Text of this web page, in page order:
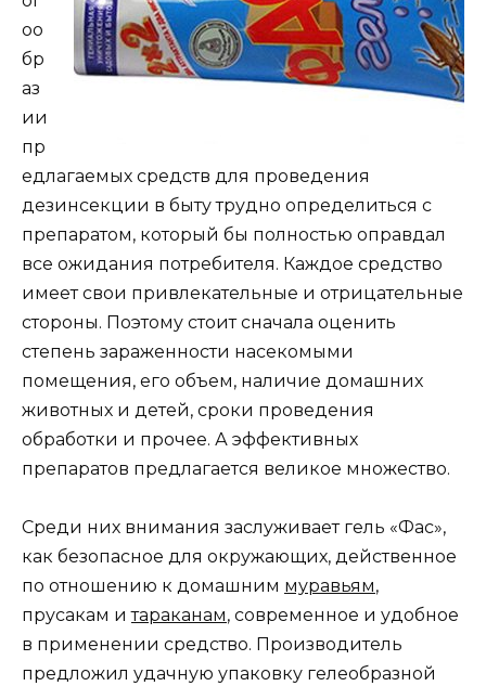
оо
бр
аз
ии
пр
едлагаемых средств для проведения
дезинсекции в быту трудно определиться с
препаратом, который бы полностью оправдал
все ожидания потребителя. Каждое средство
имеет свои привлекательные и отрицательные
стороны. Поэтому стоит сначала оценить
степень зараженности насекомыми
помещения, его объем, наличие домашних
животных и детей, сроки проведения
обработки и прочее. А эффективных
препаратов предлагается великое множество.
Среди них внимания заслуживает гель «Фас»,
как безопасное для окружающих, действенное
по отношению к домашним муравьям,
прусакам итараканам, современное и удобное
в применении средство. Производитель
предложил удачную упаковку гелеобразной